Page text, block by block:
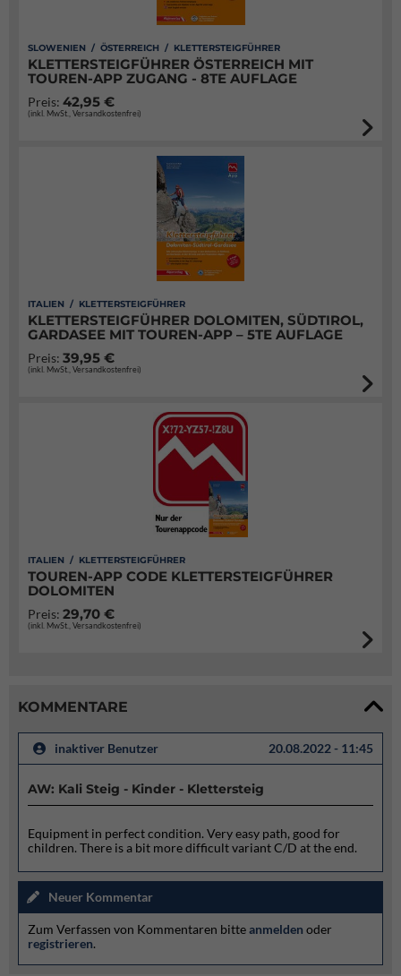
SLOWENIEN / ÖSTERREICH / KLETTERSTEIGFÜHRER
KLETTERSTEIGFÜHRER ÖSTERREICH MIT
TOUREN-APP ZUGANG - 8TE AUFLAGE
Preis: 42,95 €
(inkl. MwSt., Versandkostenfrei)
ITALIEN / KLETTERSTEIGFÜHRER
KLETTERSTEIGFÜHRER DOLOMITEN, SÜDTIROL,
GARDASEE MIT TOUREN-APP – 5TE AUFLAGE
Preis: 39,95 €
(inkl. MwSt., Versandkostenfrei)
ITALIEN / KLETTERSTEIGFÜHRER
TOUREN-APP CODE KLETTERSTEIGFÜHRER
DOLOMITEN
Preis: 29,70 €
(inkl. MwSt., Versandkostenfrei)
KOMMENTARE
inaktiver Benutzer 20.08.2022 - 11:45
AW: Kali Steig - Kinder - Klettersteig
Equipment in perfect condition. Very easy path, good for
children. There is a bit more difficult variant C/D at the end.
Neuer Kommentar
Zum Verfassen von Kommentaren bitteanmelden oder
registrieren.